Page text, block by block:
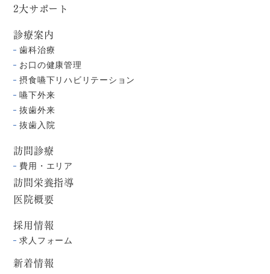
2大サポート
診療案内
歯科治療
お口の健康管理
摂食嚥下リハビリテーション
嚥下外来
抜歯外来
抜歯入院
訪問診療
費用・エリア
訪問栄養指導
医院概要
採用情報
求人フォーム
新着情報